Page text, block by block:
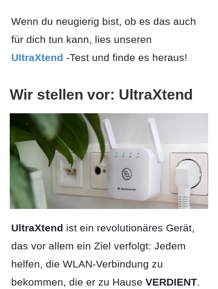
Wenn du neugierig bist, ob es das auch
für dich tun kann, lies unseren
UItraXtend -Test und finde es heraus!
Wir stellen vor: UltraXtend
UltraXtend ist ein revolutionäres Gerät,
das vor allem ein Ziel verfolgt: Jedem
helfen, die WLAN-Verbindung zu
bekommen, die er zu Hause VERDIENT.